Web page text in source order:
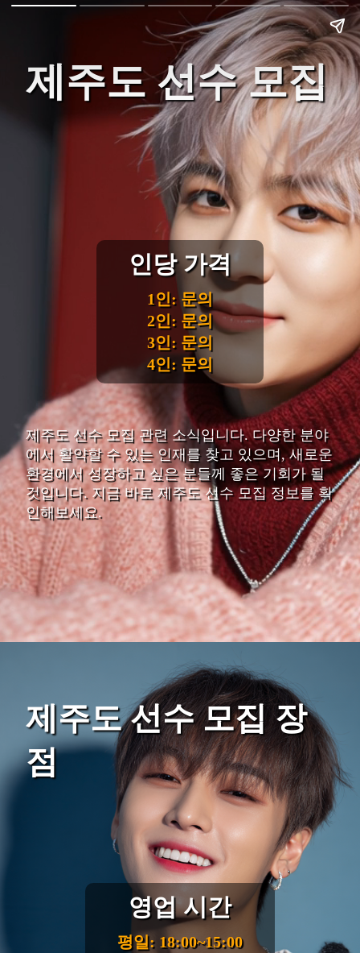
제주도 선수 모집
인당 가격
1인: 문의
2인: 문의
3인: 문의
4인: 문의
제주도 선수 모집 관련 소식입니다. 다양한 분야
에서 활약할 수 있는 인재를 찾고 있으며, 새로운
환경에서 성장하고 싶은 분들께 좋은 기회가 될
것입니다. 지금 바로 제주도 선수 모집 정보를 확
인해보세요.
제주도 선수 모집 장
점
영업 시간
평일: 18:00~15:00